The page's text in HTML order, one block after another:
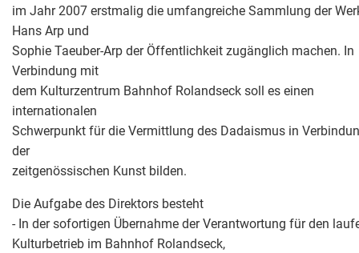
im Jahr 2007 erstmalig die umfangreiche Sammlung der
Hans Arp und
Sophie Taeuber-Arp der Öffentlichkeit zugänglich machen. In
Verbindung mit
dem Kulturzentrum Bahnhof Rolandseck soll es einen
internationalen
Schwerpunkt für die Vermittlung des Dadaismus in
der
zeitgenössischen Kunst bilden.
Die Aufgabe des Direktors besteht
- In der sofortigen Übernahme der Verantwortung für den
Kulturbetrieb im Bahnhof Rolandseck,